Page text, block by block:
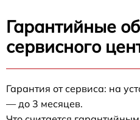
Гарантийные
сервисного
Гарантия от сервиса: на
— до 3 месяцев.